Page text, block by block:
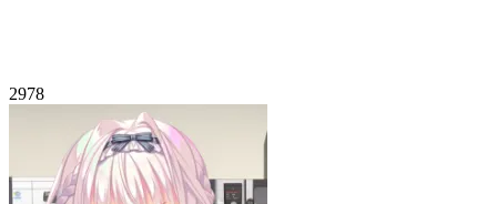
2978